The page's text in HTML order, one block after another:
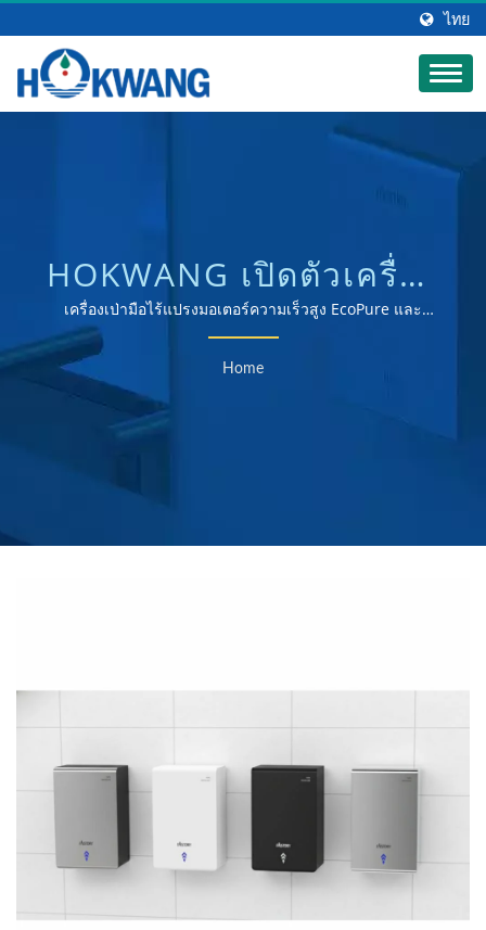
ไทย
HOKWANG เปิดตัวเครื่อง
เป่ามือไร้แปรงความเร็วสูง
ECOPULSE | ผู้ผลิตฝา
ร้อนแบบควบคุมระยะไกล
| HOKWANG
เครื่องเป่ามือไร้แปรงมอเตอร์ความเร็วสูง EcoPure และ
EcoHygiene | ผู้ผลิตเครื่องเป่ามือและเครื่องจ่ายสบู่ที่ได้รับการ
รับรอง ISO 9001 & 14001
Home